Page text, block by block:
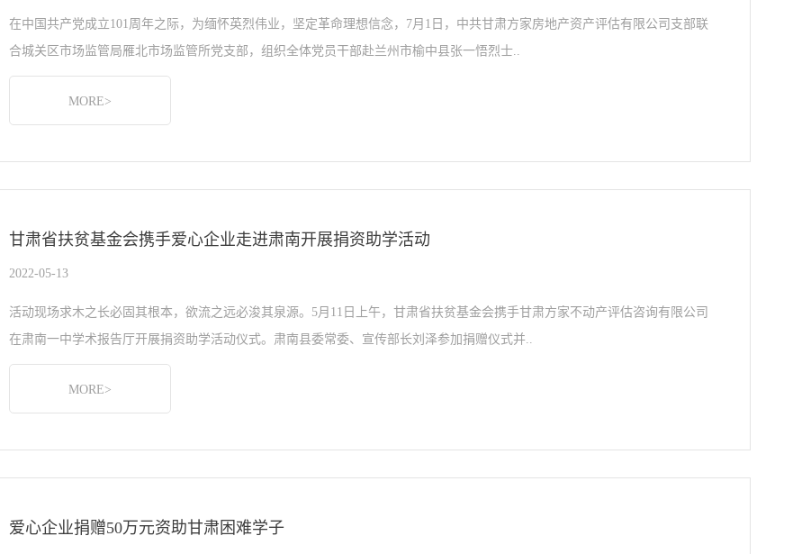
在中国共产党成立101周年之际，为缅怀英烈伟业，坚定革命理想信念，7月1日，中共甘肃方家房地产资产评估有限公司支部联
合城关区市场监管局雁北市场监管所党支部，组织全体党员干部赴兰州市榆中县张一悟烈士..
MORE>
甘肃省扶贫基金会携手爱心企业走进肃南开展捐资助学活动
2022-05-13
活动现场求木之长必固其根本，欲流之远必浚其泉源。5月11日上午，甘肃省扶贫基金会携手甘肃方家不动产评估咨询有限公司
在肃南一中学术报告厅开展捐资助学活动仪式。肃南县委常委、宣传部长刘泽参加捐赠仪式并..
MORE>
爱心企业捐赠50万元资助甘肃困难学子